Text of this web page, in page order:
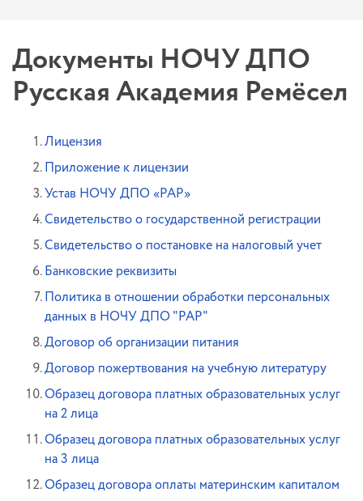
Документы НОЧУ ДПО
Русская Академия Ремёсел
Лицензия
Приложение к лицензии
Устав НОЧУ ДПО «РАР»
Свидетельство о государственной регистрации
Свидетельство о постановке на налоговый учет
Банковские реквизиты
Политика в отношении обработки персональных
данных в НОЧУ ДПО "РАР"
Договор об организации питания
Договор пожертвования на учебную литературу
Образец договора платных образовательных услуг
на 2 лица
Образец договора платных образовательных услуг
на 3 лица
Образец договора оплаты материнским капиталом